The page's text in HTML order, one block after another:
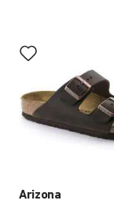
Arizona
med
swatch-
vil
oppdatere
produktbildet